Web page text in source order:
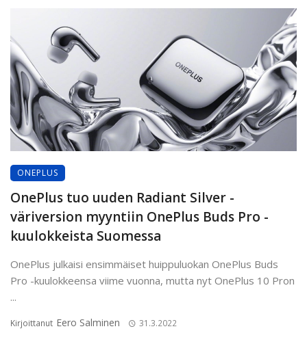
ONEPLUS
OnePlus tuo uuden Radiant Silver -
väriversion myyntiin OnePlus Buds Pro -
kuulokkeista Suomessa
OnePlus julkaisi ensimmäiset huippuluokan OnePlus Buds
Pro -kuulokkeensa viime vuonna, mutta nyt OnePlus 10 Pron
...
Kirjoittanut Eero Salminen 31.3.2022